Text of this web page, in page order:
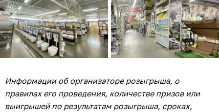
Информации об организаторе розыгрыша, о
правилах его проведения, количестве призов или
выигрышей по результатам розыгрыша, сроках,